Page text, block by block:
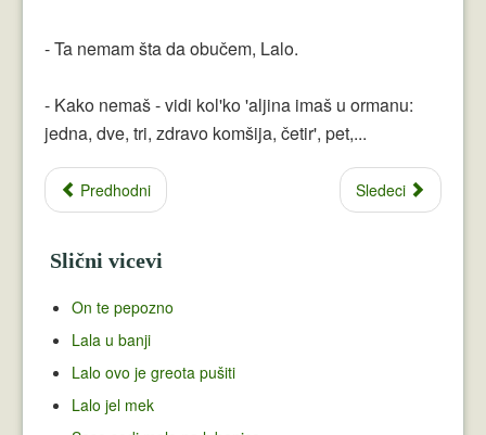
Najbolji Vicevi
- Ta nemam šta da obučem, Lalo.
- Kako nemaš - vidi kol'ko 'aljina imaš u ormanu:
jedna, dve, tri, zdravo komšija, četir', pet,...
Predhodni Sledeci
Slični vicevi
On te pepozno
Lala u banji
Lalo ovo je greota pušiti
Lalo jel mek